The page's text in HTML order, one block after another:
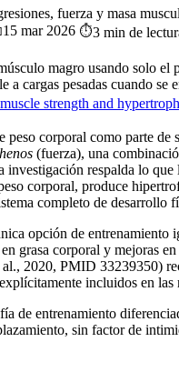
fuerza y masa
15 mar 2026 ⏱️3 min de
magro usando solo
a cargas pesadas cuando se
strength and
corporal como parte
(fuerza), una
respalda lo
corporal, produce
completo de
opción de
grasa corporal y mejoras
2020, PMID 33239350)
incluidos en las
de entrenamiento
sin factor de